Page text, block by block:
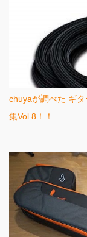
chuyaが調べた ギ
集Vol.8！！